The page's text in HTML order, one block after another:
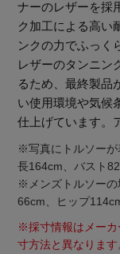
ナーのレザーを採
ク加工による高い
ンクの力でふっく
レザーのタンニン
るため、最終製品
い使用環境や気候
仕上げています。
※写真にトルソーが
長164cm、バスト
※メンズトルソーの
66cm、ヒップ
※採寸情報はメーカ
寸方法と異なります